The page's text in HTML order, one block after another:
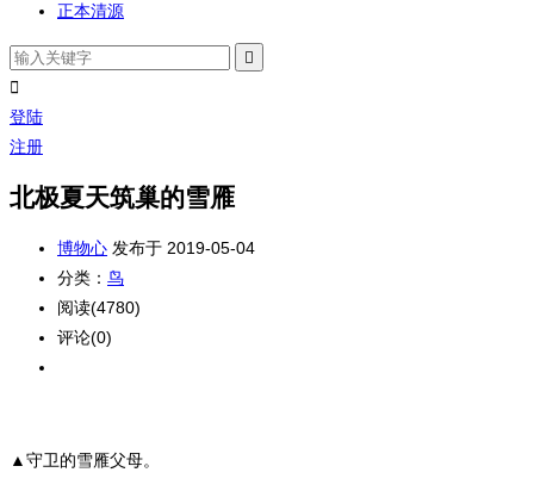
正本清源


登陆
注册
北极夏天筑巢的雪雁
博物心 发布于 2019-05-04
分类： 鸟
阅读(4780)
评论(0)
▲守卫的雪雁父母。